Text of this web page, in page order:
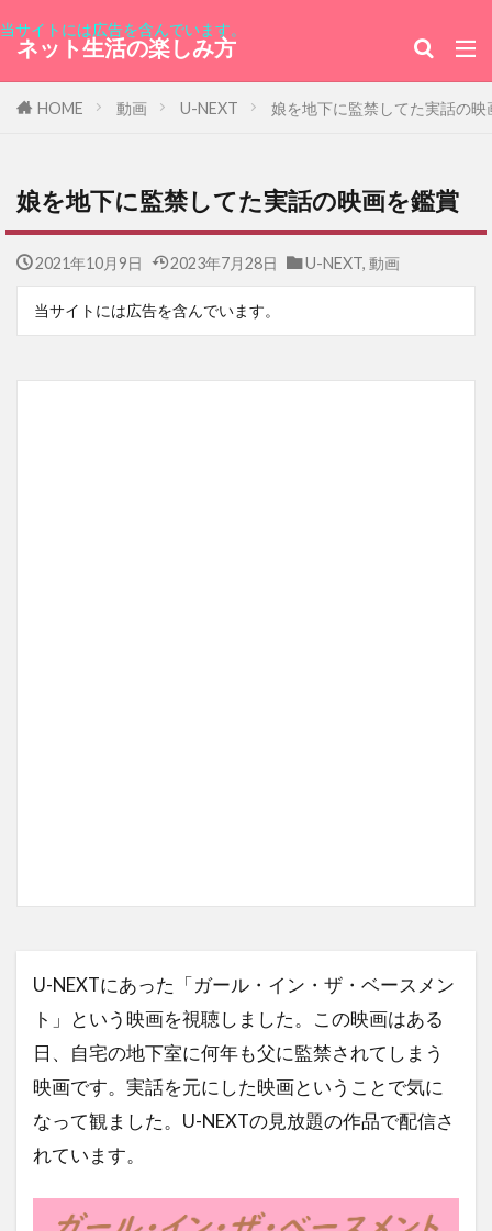
当サイトには広告を含んでいます。
ネット生活の楽しみ方
HOME 動画 U-NEXT 娘を地下に監禁してた実話の映
娘を地下に監禁してた実話の映画を鑑賞
2021年10月9日 2023年7月28日 U-NEXT, 動画
当サイトには広告を含んでいます。
U-NEXTにあった「ガール・イン・ザ・ベースメン
ト」という映画を視聴しました。この映画はある
日、自宅の地下室に何年も父に監禁されてしまう
映画です。実話を元にした映画ということで気に
なって観ました。U-NEXTの見放題の作品で配信さ
れています。